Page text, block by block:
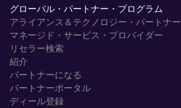
グローバル・パートナー・プログラム
アライアンス＆テクノロジー・パートナー
マネージド・サービス・プロバイダー
リセラー検索
紹介
パートナーになる
パートナーポータル
ディール登録